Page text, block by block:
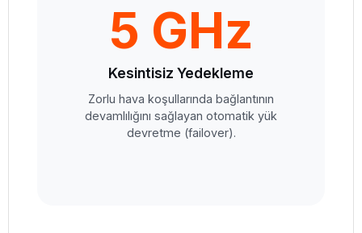
5 GHz
Kesintisiz Yedekleme
Zorlu hava koşullarında bağlantının
devamlılığını sağlayan otomatik yük
devretme (failover).